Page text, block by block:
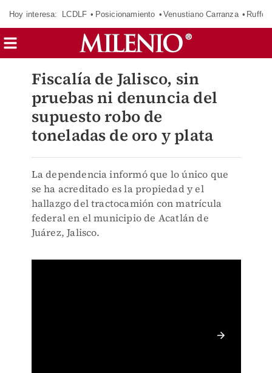
Hoy interesa: LCDLF Posicionamiento Venustiano Carranza Ruffo
Fiscalía de Jalisco, sin
pruebas ni denuncia del
supuesto robo de
toneladas de oro y plata
La dependencia informó que lo único que
se ha acreditado es la propiedad y el
hallazgo del tractocamión con matrícula
federal en el municipio de Acatlán de
Juárez, Jalisco.